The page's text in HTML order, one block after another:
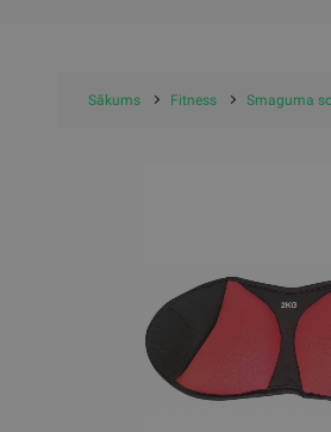
Sākums Fitness Smaguma